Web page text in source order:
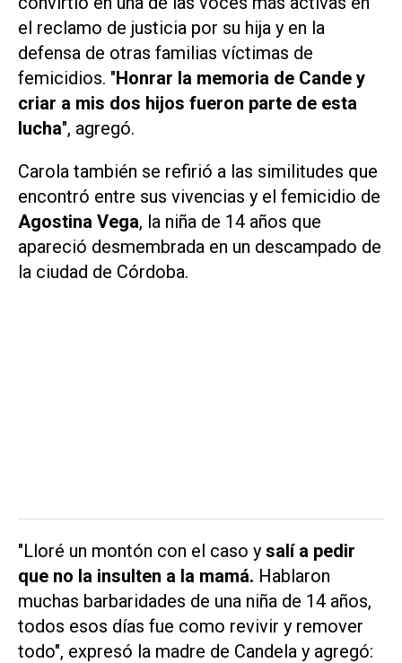
el reclamo de justicia por su hija y en la
defensa de otras familias víctimas de
femicidios. "Honrar la memoria de Cande y
criar a mis dos hijos fueron parte de esta
lucha", agregó.
Carola también se refirió a las similitudes que
encontró entre sus vivencias y el femicidio de
Agostina Vega, la niña de 14 años que
apareció desmembrada en un descampado de
la ciudad de Córdoba.
"Lloré un montón con el caso y salí a pedir
que no la insulten a la mamá. Hablaron
muchas barbaridades de una niña de 14 años,
todos esos días fue como revivir y remover
todo", expresó la madre de Candela y agregó: